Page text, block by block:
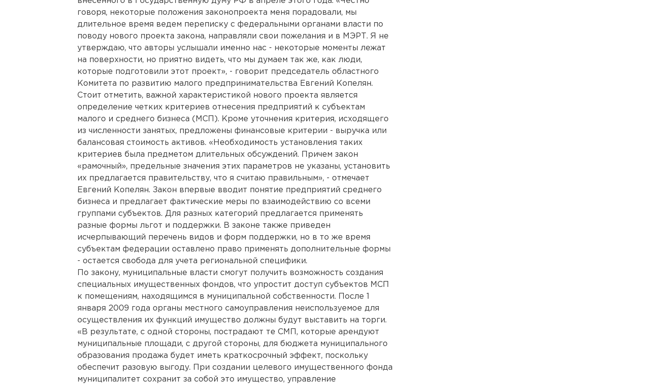
говоря, некоторые положения законопроекта меня порадовали, мы
длительное время ведем переписку с федеральными органами власти по
поводу нового проекта закона, направляли свои пожелания и в МЭРТ. Я не
утверждаю, что авторы услышали именно нас - некоторые моменты лежат
на поверхности, но приятно видеть, что мы думаем так же, как люди,
которые подготовили этот проект», - говорит председатель областного
Комитета по развитию малого предпринимательства Евгений Копелян.
Стоит отметить, важной характеристикой нового проекта является
определение четких критериев отнесения предприятий к субъектам
малого и среднего бизнеса (МСП). Кроме уточнения критерия, исходящего
из численности занятых, предложены финансовые критерии - выручка или
балансовая стоимость активов. «Необходимость установления таких
критериев была предметом длительных обсуждений. Причем закон
«рамочный», предельные значения этих параметров не указаны, установить
их предлагается правительству, что я считаю правильным», - отмечает
Евгений Копелян. Закон впервые вводит понятие предприятий среднего
бизнеса и предлагает фактические меры по взаимодействию со всеми
группами субъектов. Для разных категорий предлагается применять
разные формы льгот и поддержки. В законе также приведен
исчерпывающий перечень видов и форм поддержки, но в то же время
субъектам федерации оставлено право применять дополнительные формы
- остается свобода для учета региональной специфики.
По закону, муниципальные власти смогут получить возможность создания
специальных имущественных фондов, что упростит доступ субъектов МСП
к помещениям, находящимся в муниципальной собственности. После 1
января 2009 года органы местного самоуправления неиспользуемое для
осуществления их функций имущество должны будут выставить на торги.
«В результате, с одной стороны, пострадают те СМП, которые арендуют
муниципальные площади, с другой стороны, для бюджета муниципального
образования продажа будет иметь краткосрочный эффект, поскольку
обеспечит разовую выгоду. При создании целевого имущественного фонда
муниципалитет сохранит за собой это имущество, управление